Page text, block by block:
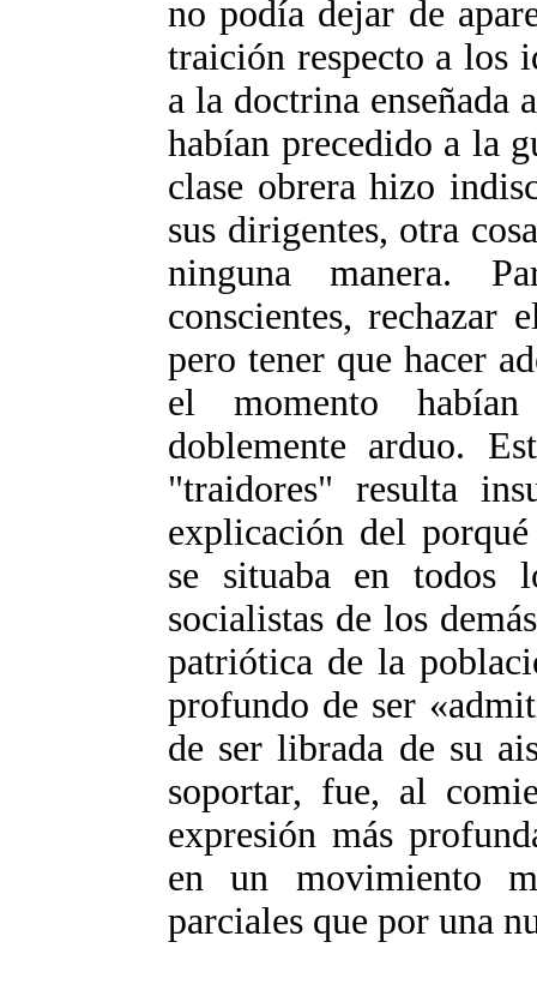
no podía dejar de
traición respecto a los
a la doctrina enseñada
habían precedido a la
clase obrera hizo
sus dirigentes, otra
ninguna manera.
conscientes, rechazar
pero tener que hacer
el momento
doblemente arduo.
"traidores" resulta
explicación del
se situaba en todos
socialistas de los
patriótica de la
profundo de ser
de ser librada de su
soportar, fue, al
expresión más
en un movimiento
parciales que por una